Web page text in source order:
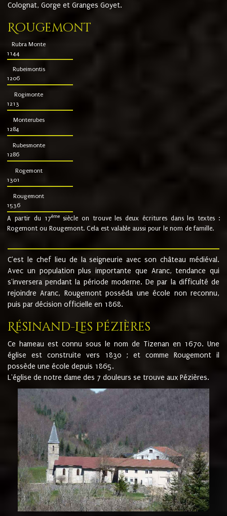
Colognat, Gorge et Granges Goyet.
Rougemont
Rubra Monte
1144
Rubeimontis
1206
Rogimonte
1213
Monterubes
1284
Rubesmonte
1286
Rogemont
1301
Rougemont
1536
A partir du 17ème siècle on trouve les deux écritures dans les textes :
Rogemont ou Rougemont. Cela est valable aussi pour le nom de famille.
C'est le chef lieu de la seigneurie avec son château médiéval.
Avec un population plus importante que Aranc, tendance qui
s'inversera pendant la période moderne. De par la difficulté de
rejoindre Aranc, Rougemont posséda une école non reconnu,
puis par décision officielle en 1868.
Résinand-Les Pézières
Ce hameau est connu sous le nom de Tizenan en 1670. Une
église est construite vers 1830 ; et comme Rougemont il
possède une école depuis 1865.
L'église de notre dame des 7 douleurs se trouve aux Pézières.